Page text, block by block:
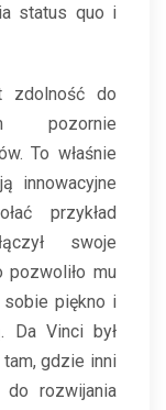
status quo i
zdolność do
pozornie
To właśnie
innowacyjne
przykład
swoje
pozwoliło mu
sobie piękno i
Da Vinci był
gdzie inni
rozwijania